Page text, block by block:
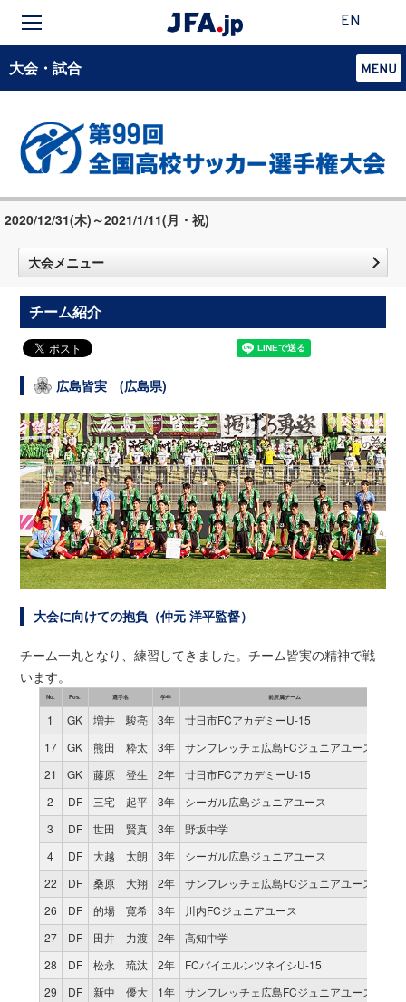
EN
大会・試合
2020/12/31(木)～2021/1/11(月・祝)
大会メニュー
チーム紹介
広島皆実 (広島県)
大会に向けての抱負（仲元 洋平監督）
チーム一丸となり、練習してきました。チーム皆実の精神で戦
います。
No. Pos. 選手名 学年 前所属チーム
1 GK 増井 駿亮 3年 廿日市FCアカデミーU-15
17
GK 熊田 粋太 3年 サンフレッチェ広島FCジュニアユース
21
GK 藤原 登生 2年 廿日市FCアカデミーU-15
2
DF 三宅 起平 3年 シーガル広島ジュニアユース
3
DF 世田 賢真 3年 野坂中学
4
DF 大越 太朗 3年 シーガル広島ジュニアユース
22
DF 桑原 大翔 2年 サンフレッチェ広島FCジュニアユース
26
DF 的場 寛希 3年 川内FCジュニアユース
27
DF 田井 力渡 2年 高知中学
28
DF 松永 琉汰 2年 FCバイエルンツネイシU-15
29
DF 新中 優大 1年 サンフレッチェ広島FCジュニアユース